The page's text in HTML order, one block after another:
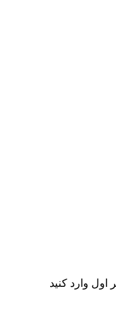
وارد کنید